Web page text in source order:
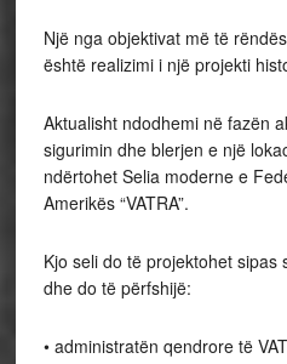
Një nga objektivat më të
është realizimi i një projekti
Aktualisht ndodhemi në fazën
sigurimin dhe blerjen e një
ndërtohet Selia moderne e
Amerikës “VATRA”.
Kjo seli do të projektohet
dhe do të përfshijë:
• administratën qendrore të